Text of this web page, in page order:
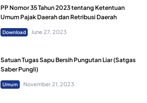
PP Nomor 35 Tahun 2023 tentang Ketentuan
Umum Pajak Daerah dan Retribusi Daerah
Download June 27, 2023
Satuan Tugas Sapu Bersih Pungutan Liar (Satgas
Saber Pungli)
Umum November 21, 2023